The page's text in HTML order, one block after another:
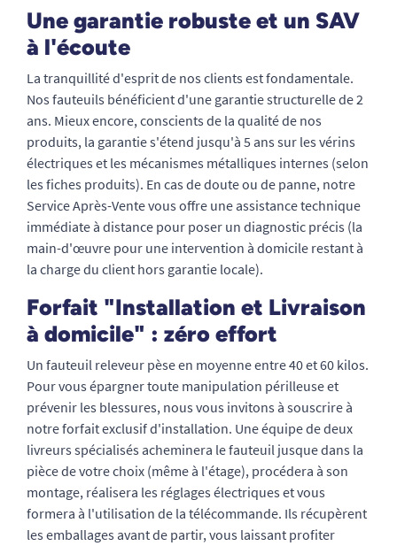
Une garantie robuste et un SAV
à l'écoute
La tranquillité d'esprit de nos clients est fondamentale.
Nos fauteuils bénéficient d'une garantie structurelle de 2
ans. Mieux encore, conscients de la qualité de nos
produits, la garantie s'étend jusqu'à 5 ans sur les vérins
électriques et les mécanismes métalliques internes (selon
les fiches produits). En cas de doute ou de panne, notre
Service Après-Vente vous offre une assistance technique
immédiate à distance pour poser un diagnostic précis (la
main-d'œuvre pour une intervention à domicile restant à
la charge du client hors garantie locale).
Forfait "Installation et Livraison
à domicile" : zéro effort
Un fauteuil releveur pèse en moyenne entre 40 et 60 kilos.
Pour vous épargner toute manipulation périlleuse et
prévenir les blessures, nous vous invitons à souscrire à
notre forfait exclusif d'installation. Une équipe de deux
livreurs spécialisés acheminera le fauteuil jusque dans la
pièce de votre choix (même à l'étage), procédera à son
montage, réalisera les réglages électriques et vous
formera à l'utilisation de la télécommande. Ils récupèrent
les emballages avant de partir, vous laissant profiter